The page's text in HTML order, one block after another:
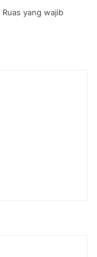
Ruas yang wajib